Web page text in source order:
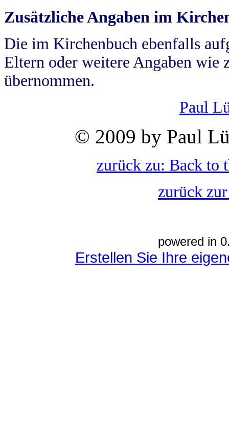
Zusätzliche Angaben im
Die im Kirchenbuch ebenfalls
Eltern oder weitere Angaben wie
übernommen.
Paul
© 2009 by Paul
zurück zu: Back to
zurück
powered in
Erstellen Sie Ihre